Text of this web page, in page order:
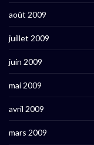
août 2009
juillet 2009
juin 2009
mai 2009
avril 2009
mars 2009